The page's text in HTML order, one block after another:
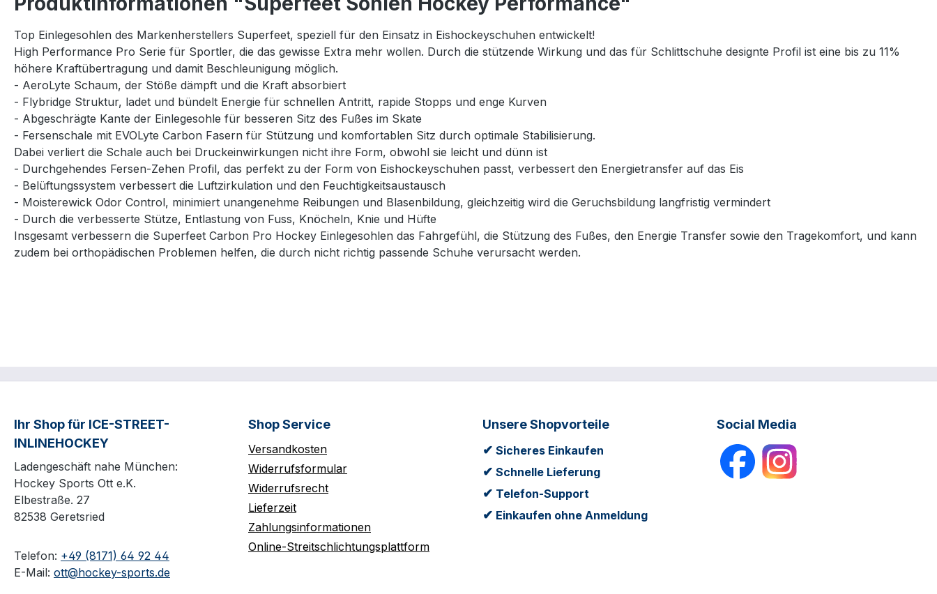
Top Einlegesohlen des Markenherstellers Superfeet, speziell für den Einsatz in Eishockeyschuhen entwickelt!
High Performance Pro Serie für Sportler, die das gewisse Extra mehr wollen. Durch die stützende Wirkung und das für Schlittschuhe designte Profil ist eine bis zu 11%
höhere Kraftübertragung und damit Beschleunigung möglich.
- AeroLyte Schaum, der Stöße dämpft und die Kraft absorbiert
- Flybridge Struktur, ladet und bündelt Energie für schnellen Antritt, rapide Stopps und enge Kurven
- Abgeschrägte Kante der Einlegesohle für besseren Sitz des Fußes im Skate
- Fersenschale mit EVOLyte Carbon Fasern für Stützung und komfortablen Sitz durch optimale Stabilisierung.
Dabei verliert die Schale auch bei Druckeinwirkungen nicht ihre Form, obwohl sie leicht und dünn ist
- Durchgehendes Fersen-Zehen Profil, das perfekt zu der Form von Eishockeyschuhen passt, verbessert den Energietransfer auf das Eis
- Belüftungssystem verbessert die Luftzirkulation und den Feuchtigkeitsaustausch
- Moisterewick Odor Control, minimiert unangenehme Reibungen und Blasenbildung, gleichzeitig wird die Geruchsbildung langfristig vermindert
- Durch die verbesserte Stütze, Entlastung von Fuss, Knöcheln, Knie und Hüfte
Insgesamt verbessern die Superfeet Carbon Pro Hockey Einlegesohlen das Fahrgefühl, die Stützung des Fußes, den Energie Transfer sowie den Tragekomfort, und kann
zudem bei orthopädischen Problemen helfen, die durch nicht richtig passende Schuhe verursacht werden.
Ihr Shop für ICE-STREET-
INLINEHOCKEY
Ladengeschäft nahe München:
Hockey Sports Ott e.K.
Elbestraße. 27
82538 Geretsried
Telefon: +49 (8171) 64 92 44
E-Mail: ott@hockey-sports.de
Shop Service
Versandkosten
Widerrufsformular
Widerrufsrecht
Lieferzeit
Zahlungsinformationen
Online-Streitschlichtungsplattform
Unsere Shopvorteile
✔ Sicheres Einkaufen
✔ Schnelle Lieferung
✔ Telefon-Support
✔ Einkaufen ohne Anmeldung
Social Media